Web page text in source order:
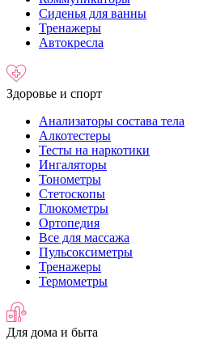
Сиденья для ванны
Тренажеры
Автокресла
Здоровье и спорт
Анализаторы состава тела
Алкотестеры
Тесты на наркотики
Ингаляторы
Тонометры
Стетоскопы
Глюкометры
Ортопедия
Все для массажа
Пульсоксиметры
Тренажеры
Термометры
Для дома и быта